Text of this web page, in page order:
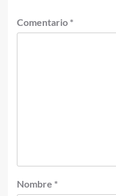
Comentario *
Nombre *